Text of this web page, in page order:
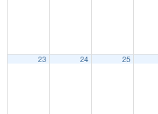
23 24 25